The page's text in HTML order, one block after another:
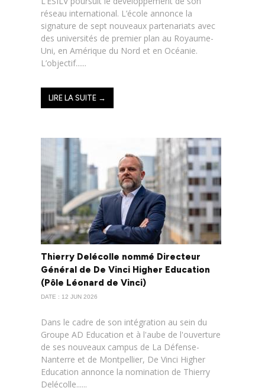
réseau international. L’école annonce la
signature de sept nouveaux partenariats avec
des universités de premier plan au Royaume-
Uni, en Amérique du Nord et en Océanie.
L’objectif......
LIRE LA SUITE →
Thierry Delécolle nommé Directeur
Général de De Vinci Higher Education
(Pôle Léonard de Vinci)
DATE : 12 JUN 2026
Dans le cadre de son intégration au sein du
Groupe AD Education et à l'aube de l'ouverture
de ses nouveaux campus de La Défense-
Nanterre et de Montpellier, De Vinci Higher
Education annonce la nomination de Thierry
Delécolle......